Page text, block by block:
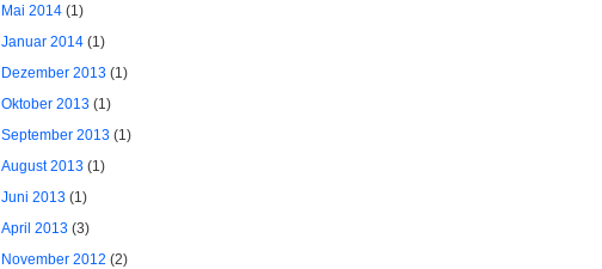
Mai 2014(1)
Januar 2014(1)
Dezember 2013(1)
Oktober 2013(1)
September 2013(1)
August 2013(1)
Juni 2013(1)
April 2013(3)
November 2012 (2)